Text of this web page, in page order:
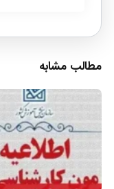
مطالب مشابه